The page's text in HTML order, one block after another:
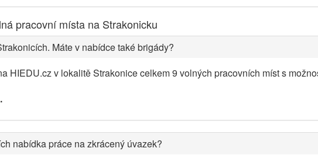
pracovní místa na Strakonicku
Máte v nabídce také brigády?
HIEDU.cz v lokalitě Strakonice celkem 9 volných pracovních míst s
.
nabídka práce na zkrácený úvazek?